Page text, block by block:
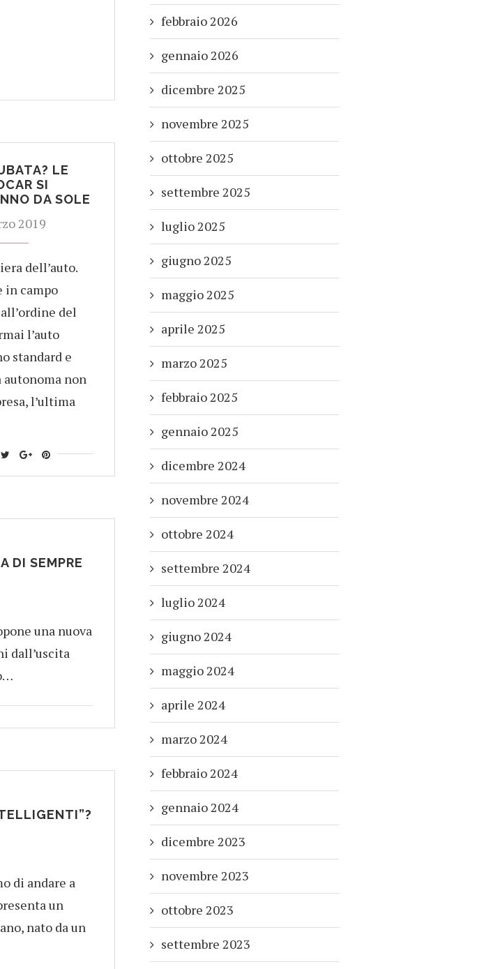
LE
SI
DA SOLE
2019
dell’auto.
in campo
del
l’auto
standard e
autonoma non
l’ultima
DI SEMPRE
una nuova
dall’uscita
di andare a
un
nato da un
febbraio 2026
gennaio 2026
dicembre 2025
novembre 2025
ottobre 2025
settembre 2025
luglio 2025
giugno 2025
maggio 2025
aprile 2025
marzo 2025
febbraio 2025
gennaio 2025
dicembre 2024
novembre 2024
ottobre 2024
settembre 2024
luglio 2024
giugno 2024
maggio 2024
aprile 2024
marzo 2024
febbraio 2024
gennaio 2024
dicembre 2023
novembre 2023
ottobre 2023
settembre 2023